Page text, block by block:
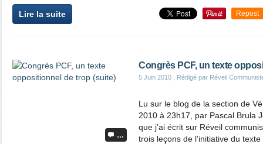
Lire la suite Repost
…
Congrès PCF, un texte
5 Juin 2010 , Rédigé par Réveil
Lu sur le blog de la section de
2010 à 23h17, par Pascal Brula
que j’ai écrit sur Réveil
trois leçons de l’initiative du